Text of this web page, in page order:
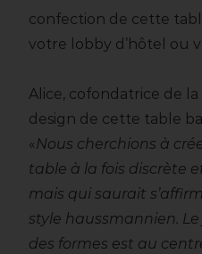
confection de cette
votre lobby d’hôtel ou
Alice, cofondatrice de
design de cette table
«Nous cherchions à
table à la fois discrète
mais qui saurait
style haussmannien.
des formes est au